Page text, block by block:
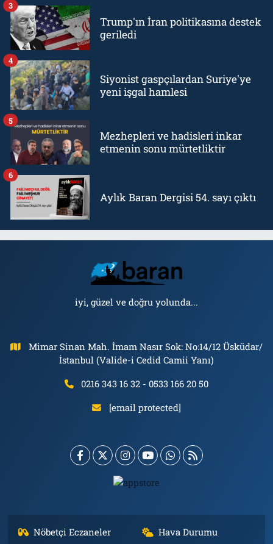
Trump'ın İran politikasına destek
geriledi
3
Siyonist gaspçılardan Suriye'ye
yeni işgal hamlesi
4
Mezhepleri ve hadisleri inkar
etmenin sonu mürtetliktir
5
Aylık Baran Dergisi 54. sayı çıktı
6
iyi, güzel ve doğru yolunda...
Mimar Sinan Mah. İmam Nasır Sok: No:14/12 Üsküdar/
İstanbul (Valide-i Cedid Camii Yanı)
0216 343 16 32 - 0533 166 20 50
[email protected]
Nöbetçi Eczaneler Hava Durumu